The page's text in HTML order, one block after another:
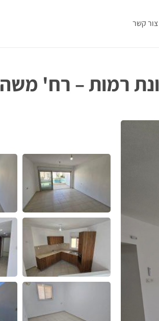
צור קשר
רמות – רח' משה